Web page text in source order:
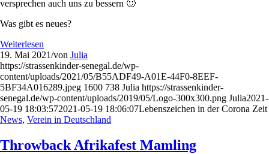
versprechen auch uns zu bessern 🙂
Was gibt es neues?
Weiterlesen
19. Mai 2021/von Julia
https://strassenkinder-senegal.de/wp-
content/uploads/2021/05/B55ADF49-A01E-44F0-8EEF-
5BF34A016289.jpeg 1600 738 Julia https://strassenkinder-
senegal.de/wp-content/uploads/2019/05/Logo-300x300.png Julia2021-
05-19 18:03:572021-05-19 18:06:07Lebenszeichen in der Corona Zeit
News, Verein in Deutschland
Throwback Afrikafest Mamling